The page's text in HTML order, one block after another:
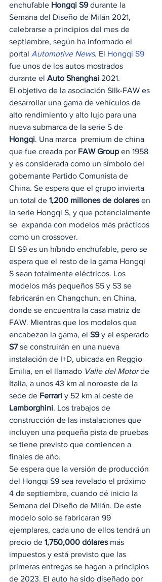
enchufable Hongqi S9 durante la
Semana del Diseño de Milán 2021,
celebrarse a principios del mes de
septiembre, según ha informado el
portal Automotive News. El Hongqi S9
fue unos de los autos mostrados
durante el Auto Shanghai 2021.
El objetivo de la asociación Silk-FAW es
desarrollar una gama de vehículos de
alto rendimiento y alto lujo para una
nueva submarca de la serie S de
Hongqi. Una marca  premium de china
que fue creada por FAW Group en 1958
y es considerada como un símbolo del
gobernante Partido Comunista de
China. Se espera que el grupo invierta
un total de 1,200 millones de dolares en
la serie Hongqi S, y que potencialmente
se  expanda con modelos más prácticos
como un crossover.
El S9 es un híbrido enchufable, pero se
espera que el resto de la gama Hongqi
S sean totalmente eléctricos. Los
modelos más pequeños S5 y S3 se
fabricarán en Changchun, en China,
donde se encuentra la casa matriz de
FAW. Mientras que los modelos que
encabezan la gama, el S9 y el esperado
S7 se construirán en una nueva
instalación de I+D, ubicada en Reggio
Emilia, en el llamado Valle del Motor de
Italia, a unos 43 km al noroeste de la
sede de Ferrari y 52 km al oeste de
Lamborghini. Los trabajos de
construcción de las instalaciones que
incluyen una pequeña pista de pruebas
se tiene previsto que comiencen a
finales de año.
Se espera que la versión de producción
del Hongqi S9 sea revelado el próximo
4 de septiembre, cuando dé inicio la
Semana del Diseño de Milán. De este
modelo solo se fabricaran 99
ejemplares, cada uno de ellos tendrá un
precio de 1,750,000 dólares más
impuestos y está previsto que las
primeras entregas se hagan a principios
de 2023. El auto ha sido diseñado por